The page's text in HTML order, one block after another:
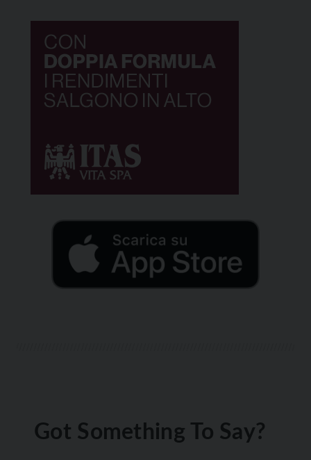
Got Something To Say?